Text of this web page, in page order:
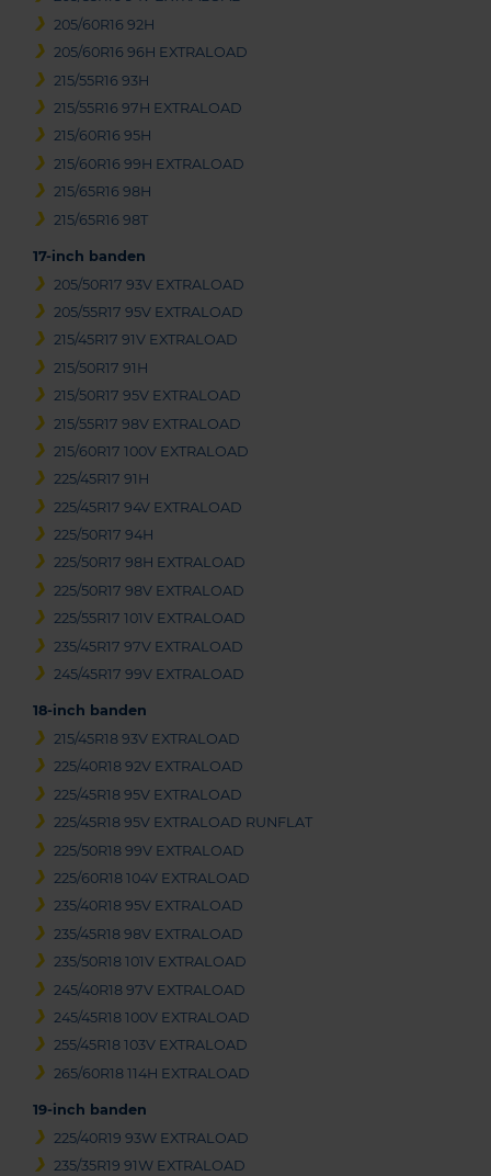
205/60R16 92H
205/60R16 96H EXTRALOAD
215/55R16 93H
215/55R16 97H EXTRALOAD
215/60R16 95H
215/60R16 99H EXTRALOAD
215/65R16 98H
215/65R16 98T
17-inch banden
205/50R17 93V EXTRALOAD
205/55R17 95V EXTRALOAD
215/45R17 91V EXTRALOAD
215/50R17 91H
215/50R17 95V EXTRALOAD
215/55R17 98V EXTRALOAD
215/60R17 100V EXTRALOAD
225/45R17 91H
225/45R17 94V EXTRALOAD
225/50R17 94H
225/50R17 98H EXTRALOAD
225/50R17 98V EXTRALOAD
225/55R17 101V EXTRALOAD
235/45R17 97V EXTRALOAD
245/45R17 99V EXTRALOAD
18-inch banden
215/45R18 93V EXTRALOAD
225/40R18 92V EXTRALOAD
225/45R18 95V EXTRALOAD
225/45R18 95V EXTRALOAD RUNFLAT
225/50R18 99V EXTRALOAD
225/60R18 104V EXTRALOAD
235/40R18 95V EXTRALOAD
235/45R18 98V EXTRALOAD
235/50R18 101V EXTRALOAD
245/40R18 97V EXTRALOAD
245/45R18 100V EXTRALOAD
255/45R18 103V EXTRALOAD
265/60R18 114H EXTRALOAD
19-inch banden
225/40R19 93W EXTRALOAD
235/35R19 91W EXTRALOAD